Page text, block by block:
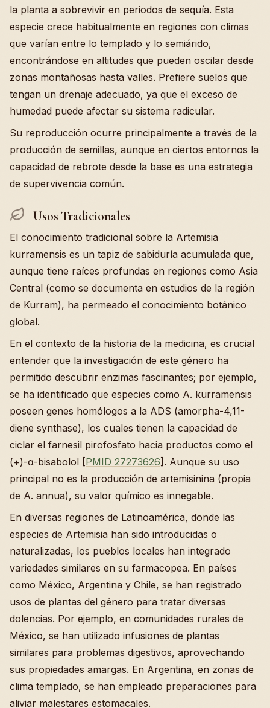
la planta a sobrevivir en periodos de sequía. Esta
especie crece habitualmente en regiones con climas
que varían entre lo templado y lo semiárido,
encontrándose en altitudes que pueden oscilar desde
zonas montañosas hasta valles. Prefiere suelos que
tengan un drenaje adecuado, ya que el exceso de
humedad puede afectar su sistema radicular.
Su reproducción ocurre principalmente a través de la
producción de semillas, aunque en ciertos entornos la
capacidad de rebrote desde la base es una estrategia
de supervivencia común.
Usos Tradicionales
El conocimiento tradicional sobre la Artemisia
kurramensis es un tapiz de sabiduría acumulada que,
aunque tiene raíces profundas en regiones como Asia
Central (como se documenta en estudios de la región
de Kurram), ha permeado el conocimiento botánico
global.
En el contexto de la historia de la medicina, es crucial
entender que la investigación de este género ha
permitido descubrir enzimas fascinantes; por ejemplo,
se ha identificado que especies como A. kurramensis
poseen genes homólogos a la ADS (amorpha-4,11-
diene synthase), los cuales tienen la capacidad de
ciclar el farnesil pirofosfato hacia productos como el
(+)-α-bisabolol [PMID 27273626]. Aunque su uso
principal no es la producción de artemisinina (propia
de A. annua), su valor químico es innegable.
En diversas regiones de Latinoamérica, donde las
especies de Artemisia han sido introducidas o
naturalizadas, los pueblos locales han integrado
variedades similares en su farmacopea. En países
como México, Argentina y Chile, se han registrado
usos de plantas del género para tratar diversas
dolencias. Por ejemplo, en comunidades rurales de
México, se han utilizado infusiones de plantas
similares para problemas digestivos, aprovechando
sus propiedades amargas. En Argentina, en zonas de
clima templado, se han empleado preparaciones para
aliviar malestares estomacales.